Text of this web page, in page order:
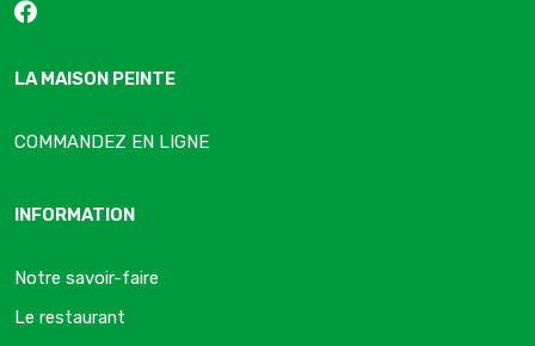
LA MAISON PEINTE
COMMANDEZ EN LIGNE
INFORMATION
Notre savoir-faire
Le restaurant